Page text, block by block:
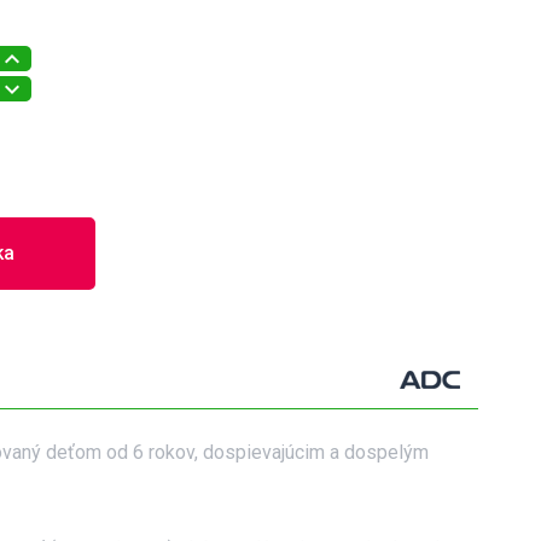
deťom od 6 rokov, dospievajúcim a dospelým